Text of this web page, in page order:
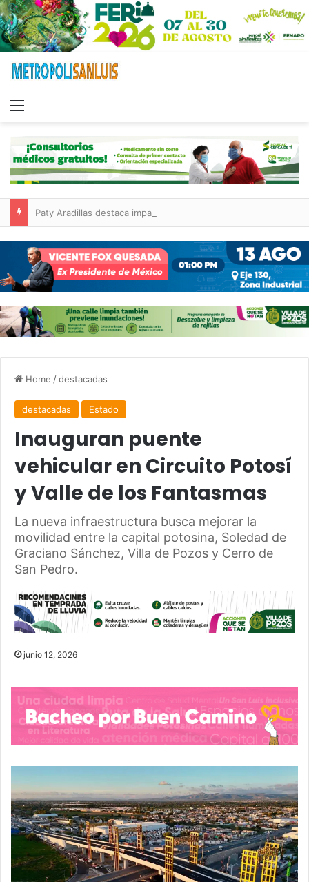
Home /destacadas
destacadas Estado
Inauguran puente
vehicular en Circuito Potosí
y Valle de los Fantasmas
La nueva infraestructura busca mejorar la
movilidad entre la capital potosina, Soledad de
Graciano Sánchez, Villa de Pozos y Cerro de
San Pedro.
junio 12, 2026